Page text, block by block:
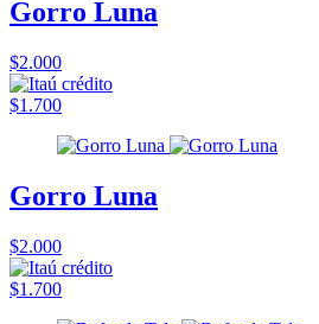
Gorro Luna
$2.000
$1.700
Gorro Luna
$2.000
$1.700